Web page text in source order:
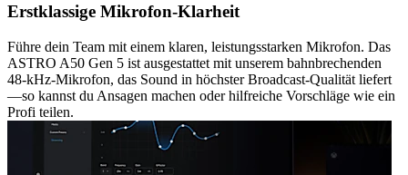
Erstklassige Mikrofon-Klarheit
Führe dein Team mit einem klaren, leistungsstarken Mikrofon. Das
ASTRO A50 Gen 5 ist ausgestattet mit unserem bahnbrechenden
48-kHz-Mikrofon, das Sound in höchster Broadcast-Qualität liefert
—so kannst du Ansagen machen oder hilfreiche Vorschläge wie ein
Profi teilen.